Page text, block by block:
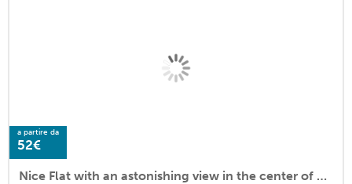
a partire da
52€
Nice Flat with an astonishing view in the center of Casablanca #168